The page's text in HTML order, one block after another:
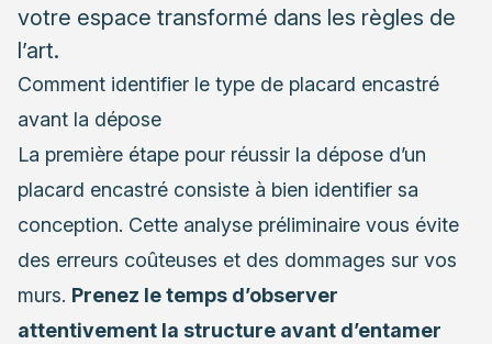
votre espace transformé dans les règles de
l’art.
Comment identifier le type de placard encastré
avant la dépose
La première étape pour réussir la dépose d’un
placard encastré consiste à bien identifier sa
conception. Cette analyse préliminaire vous évite
des erreurs coûteuses et des dommages sur vos
murs. Prenez le temps d’observer
attentivement la structure avant d’entamer